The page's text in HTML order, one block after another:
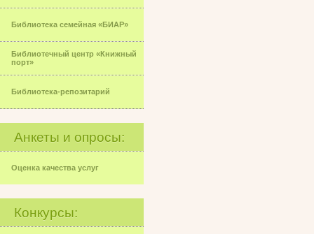
Библиотека семейная «БИАР»
Библиотечный центр «Книжный
порт»
Библиотека-репозитарий
Анкеты и опросы:
Оценка качества услуг
Конкурсы: